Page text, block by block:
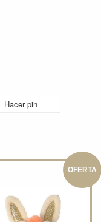
Hacer pin
OFERTA